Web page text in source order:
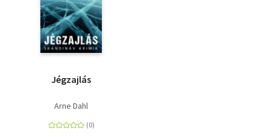
Jégzajlás
Arne Dahl